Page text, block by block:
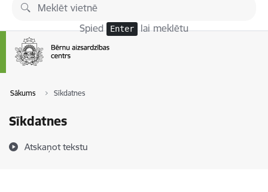
Pāriet uz lapas saturu
Spied Enter lai meklētu
Sākums Sīkdatnes
Sīkdatnes
Atskaņot tekstu